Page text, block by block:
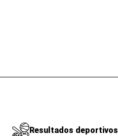
Resultados deportivos